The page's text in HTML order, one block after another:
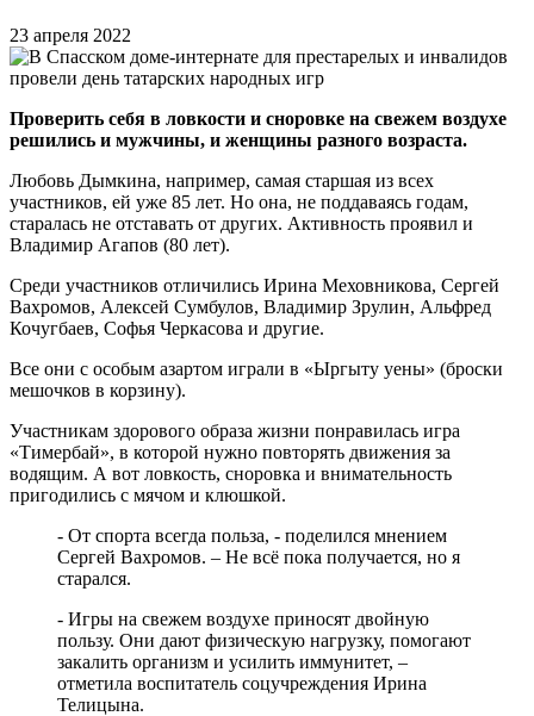
23 апреля 2022
Проверить себя в ловкости и сноровке на свежем воздухе
решились и мужчины, и женщины разного возраста.
Любовь Дымкина, например, самая старшая из всех
участников, ей уже 85 лет. Но она, не поддаваясь годам,
старалась не отставать от других. Активность проявил и
Владимир Агапов (80 лет).
Среди участников отличились Ирина Меховникова, Сергей
Вахромов, Алексей Сумбулов, Владимир Зрулин, Альфред
Кочугбаев, Софья Черкасова и другие.
Все они с особым азартом играли в «Ыргыту уены» (броски
мешочков в корзину).
Участникам здорового образа жизни понравилась игра
«Тимербай», в которой нужно повторять движения за
водящим. А вот ловкость, сноровка и внимательность
пригодились с мячом и клюшкой.
- От спорта всегда польза, - поделился мнением
Сергей Вахромов. – Не всё пока получается, но я
старался.
- Игры на свежем воздухе приносят двойную
пользу. Они дают физическую нагрузку, помогают
закалить организм и усилить иммунитет, –
отметила воспитатель соцучреждения Ирина
Телицына.